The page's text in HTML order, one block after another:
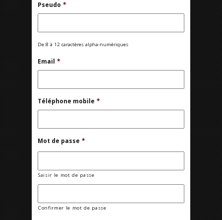
Pseudo *
De 8 à 12 caractères alpha-numériques
Email *
Téléphone mobile *
Mot de passe *
Saisir le mot de passe
Confirmer le mot de passe